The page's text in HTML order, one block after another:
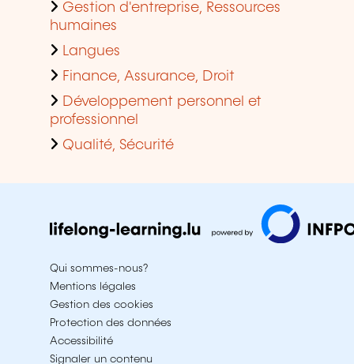
Gestion d'entreprise, Ressources
humaines
Langues
Finance, Assurance, Droit
Développement personnel et
professionnel
Qualité, Sécurité
Qui sommes-nous?
Mentions légales
Gestion des cookies
Protection des données
Accessibilité
Signaler un contenu